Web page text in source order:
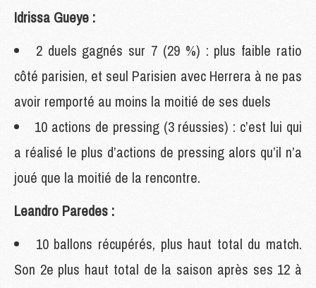
Idrissa Gueye :
2 duels gagnés sur 7 (29 %) : plus faible ratio
côté parisien, et seul Parisien avec Herrera à ne pas
avoir remporté au moins la moitié de ses duels
10 actions de pressing (3 réussies) : c’est lui qui
a réalisé le plus d’actions de pressing alors qu’il n’a
joué que la moitié de la rencontre.
Leandro Paredes :
10 ballons récupérés, plus haut total du match.
Son 2e plus haut total de la saison après ses 12 à